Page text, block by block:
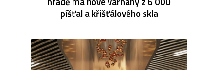
píšťal a křišťálového skla